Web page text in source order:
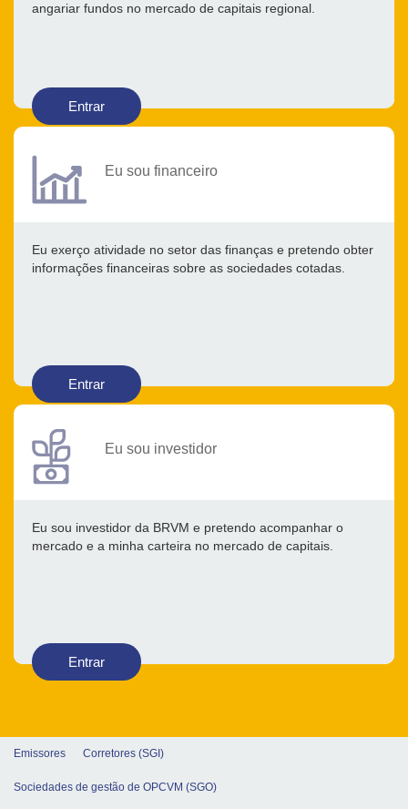
angariar fundos no mercado de capitais regional.
Entrar
Eu sou financeiro
Eu exerço atividade no setor das finanças e pretendo obter
informações financeiras sobre as sociedades cotadas.
Entrar
Eu sou investidor
Eu sou investidor da BRVM e pretendo acompanhar o
mercado e a minha carteira no mercado de capitais.
Entrar
Emissores Corretores (SGI)
Sociedades de gestão de OPCVM (SGO)